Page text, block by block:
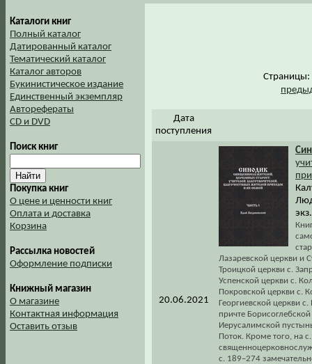
Каталоги книг
Полный каталог
Датированный каталог
Тематический каталог
Каталог авторов
Букинистическое издание
Единственный экземпляр
Авторефераты
CD и DVD
Поиск книг
Покупка книг
О цене и ценности книг
Оплата и доставка
Корзина
Рассылка новостей
Оформление подписки
Книжный магазин
О магазине
Контактная информация
Оставить отзыв
Дата
поступления
20.06.2021
Лазаревской церкви и
Троицкой церкви с.
Успенской церкви с.
Покровской церкви с.
Георгиевской церкви
причте
Иерусалимской
Поток. Кроме того, на
с. 189–274